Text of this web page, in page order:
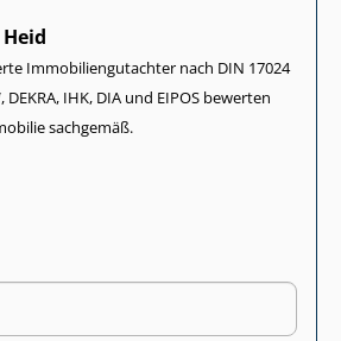
Im­mo­bi­li­en­gut­ach­ter nach DIN 17024
DEKRA, IHK, DIA und EIPOS bewerten
sachgemäß.